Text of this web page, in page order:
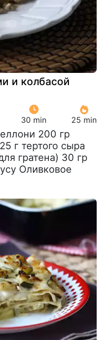
и колбасой
30 min 25 min
200 гр
г тертого сыра
гратена) 30 гр
Оливковое